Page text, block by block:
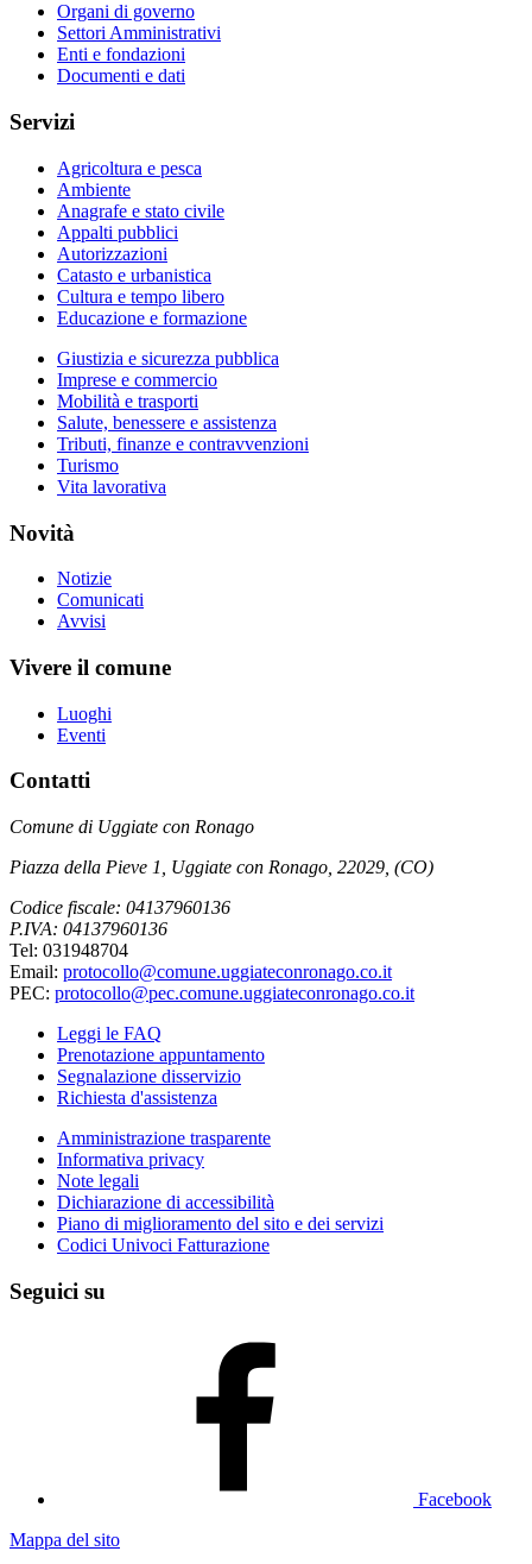
Organi di governo
Settori Amministrativi
Enti e fondazioni
Documenti e dati
Servizi
Agricoltura e pesca
Ambiente
Anagrafe e stato civile
Appalti pubblici
Autorizzazioni
Catasto e urbanistica
Cultura e tempo libero
Educazione e formazione
Giustizia e sicurezza pubblica
Imprese e commercio
Mobilità e trasporti
Salute, benessere e assistenza
Tributi, finanze e contravvenzioni
Turismo
Vita lavorativa
Novità
Notizie
Comunicati
Avvisi
Vivere il comune
Luoghi
Eventi
Contatti
Comune di Uggiate con Ronago
Piazza della Pieve 1, Uggiate con Ronago, 22029, (CO)
Codice fiscale: 04137960136
P.IVA: 04137960136
Tel: 031948704
Email: protocollo@comune.uggiateconronago.co.it
PEC: protocollo@pec.comune.uggiateconronago.co.it
Leggi le FAQ
Prenotazione appuntamento
Segnalazione disservizio
Richiesta d'assistenza
Amministrazione trasparente
Informativa privacy
Note legali
Dichiarazione di accessibilità
Piano di miglioramento del sito e dei servizi
Codici Univoci Fatturazione
Seguici su
Facebook
Mappa del sito